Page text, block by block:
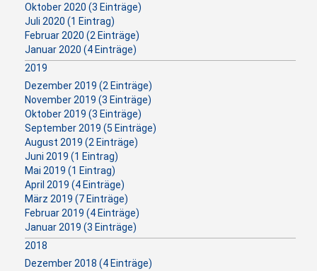
Oktober 2020 (3 Einträge)
Juli 2020 (1 Eintrag)
Februar 2020 (2 Einträge)
Januar 2020 (4 Einträge)
2019
Dezember 2019 (2 Einträge)
November 2019 (3 Einträge)
Oktober 2019 (3 Einträge)
September 2019 (5 Einträge)
August 2019 (2 Einträge)
Juni 2019 (1 Eintrag)
Mai 2019 (1 Eintrag)
April 2019 (4 Einträge)
März 2019 (7 Einträge)
Februar 2019 (4 Einträge)
Januar 2019 (3 Einträge)
2018
Dezember 2018 (4 Einträge)